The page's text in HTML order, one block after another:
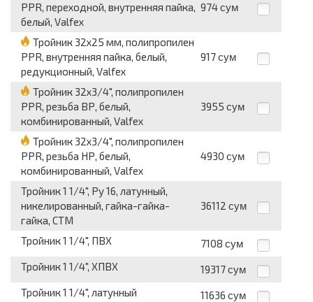
PPR, переходной, внутренняя пайка,
белый, Valfex
974 сум
Тройник 32x25 мм, полипропилен
PPR, внутренняя пайка, белый,
редукционный, Valfex
917 сум
Тройник 32x3/4", полипропилен
PPR, резьба ВР, белый,
комбинированный, Valfex
3955 сум
Тройник 32x3/4", полипропилен
PPR, резьба НР, белый,
комбинированный, Valfex
4930 сум
Тройник 1 1/4", Pу 16, латунный,
никелированный, гайка-гайка-
гайка, СТМ
36112 сум
Тройник 1 1/4", ПВХ 7108 сум
Тройник 1 1/4", ХПВХ 19317 сум
Тройник 1 1/4", латунный 11636 сум